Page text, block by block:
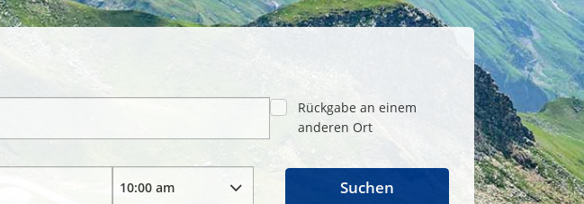
Rückgabe an einem
anderen Ort
Suchen